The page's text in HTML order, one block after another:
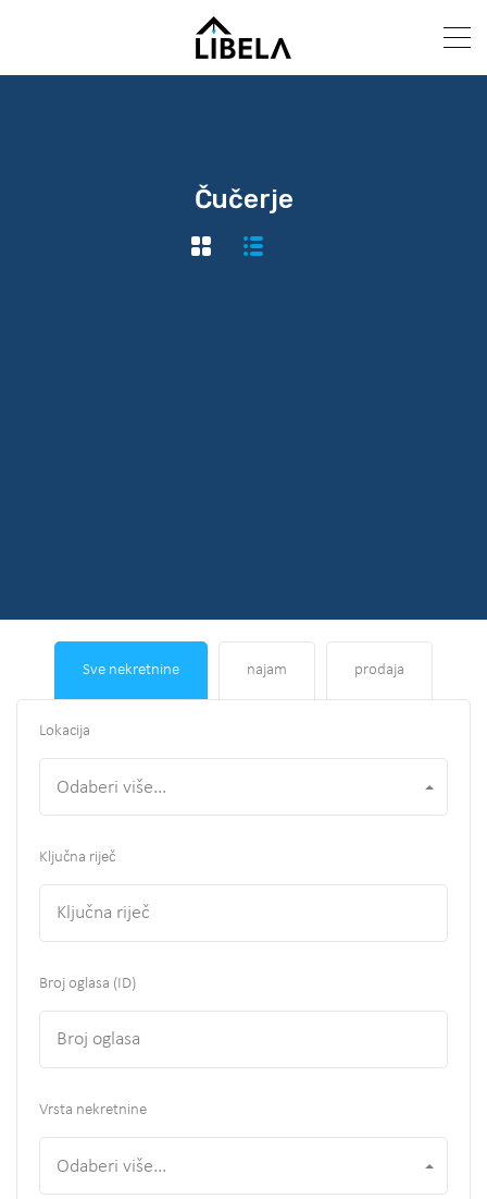
Čučerje
Sve nekretnine najam prodaja
Lokacija
Odaberi više...
Ključna riječ
Broj oglasa (ID)
Vrsta nekretnine
Odaberi više...